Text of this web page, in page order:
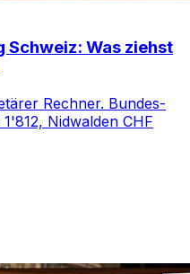
Was ziehst
Rechner. Bundes-
Nidwalden CHF